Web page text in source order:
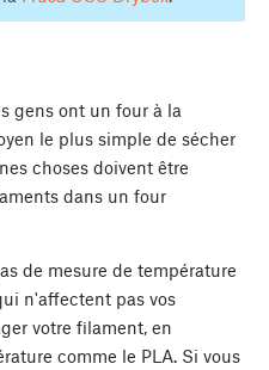
gens ont un four à la
le plus simple de sécher
choses doivent être
dans un four
de mesure de température
n'affectent pas vos
votre filament, en
comme le PLA. Si vous